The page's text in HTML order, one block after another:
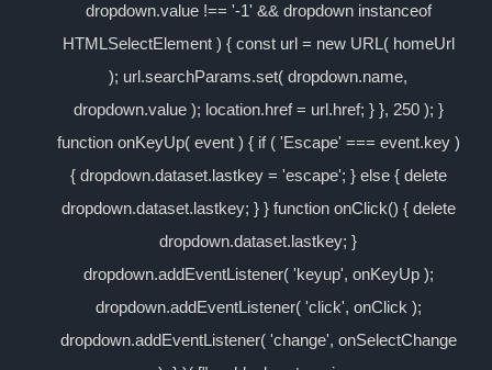
dropdown.value !== '-1' && dropdown instanceof
HTMLSelectElement ) { const url = new URL( homeUrl
); url.searchParams.set( dropdown.name,
dropdown.value ); location.href = url.href; } }, 250 ); }
function onKeyUp( event ) { if ( 'Escape' === event.key )
{ dropdown.dataset.lastkey = 'escape'; } else { delete
dropdown.dataset.lastkey; } } function onClick() { delete
dropdown.dataset.lastkey; }
dropdown.addEventListener( 'keyup', onKeyUp );
dropdown.addEventListener( 'click', onClick );
dropdown.addEventListener( 'change', onSelectChange